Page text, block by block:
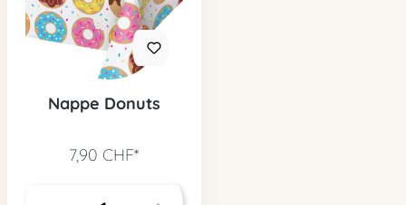
Nappe Donuts
7,90 CHF*